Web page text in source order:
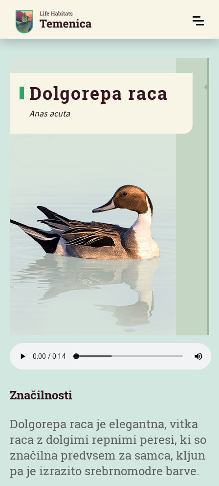
Dolgorepa raca
Anas acuta
Značilnosti
Dolgorepa raca je elegantna, vitka
raca z dolgimi repnimi peresi, ki so
značilna predvsem za samca, kljun
pa je izrazito srebrnomodre barve.